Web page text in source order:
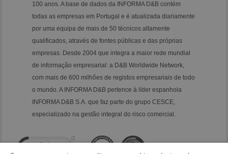
100 anos. A base de dados da INFORMA D&B contém
todas as empresas em Portugal e é atualizada diariamente
por uma equipa de mais de 50 técnicos altamente
qualificados, através de fontes públicas e das próprias
empresas. Desde 2004 que integra a maior rede mundial
de informação empresarial: a D&B Worldwide Network,
com mais de 600 milhões de registos empresariais de todo
o mundo. A INFORMA D&B pertence à líder espanhola
INFORMA D&B S.A. que faz parte do grupo CESCE,
especializado na gestão integral do risco comercial.